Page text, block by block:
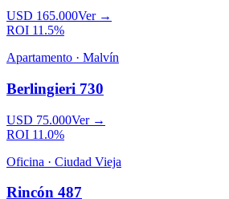
USD 165.000Ver →
ROI 11.5%
Apartamento · Malvín
Berlingieri 730
USD 75.000Ver →
ROI 11.0%
Oficina · Ciudad Vieja
Rincón 487